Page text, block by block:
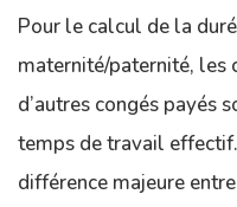
Pour le calcul de la
maternité/paternité, les
d’autres congés payés
temps de travail
différence majeure